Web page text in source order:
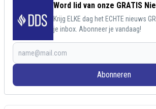
Word lid van onze GRATIS
Krijg ELKE dag het ECHTE nieuws
je inbox. Abonneer je vandaag!
Abonneren